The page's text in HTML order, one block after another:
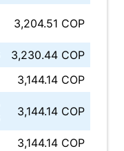
3,204.51 COP
3,230.44 COP
3,144.14 COP
3,144.14 COP
3,144.14 COP